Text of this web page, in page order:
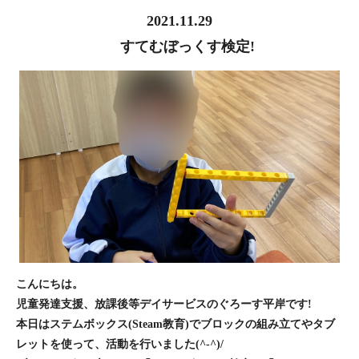
2021.11.29
すてむぼっくす検定!
こんにちは。
児童発達支援、放課後等デイサービスのぐろーす平岸です!
本日はステムボックス(Steam教育)でブロックの組み立てやタブ
レットを使って、活動を行いました(^-^)/